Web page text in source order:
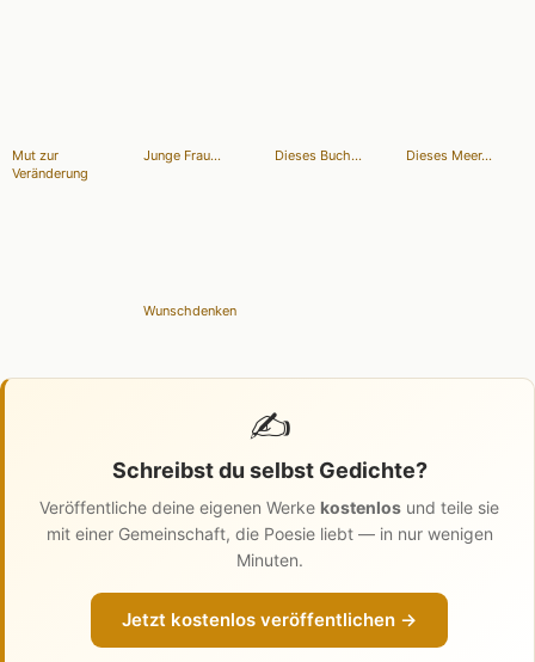
Mut zur
Veränderung
Junge Frau... Dieses Buch... Dieses Meer...
Wunschdenken
✍️
Schreibst du selbst Gedichte?
Veröffentliche deine eigenen Werke kostenlos und teile sie
mit einer Gemeinschaft, die Poesie liebt — in nur wenigen
Minuten.
Jetzt kostenlos veröffentlichen →